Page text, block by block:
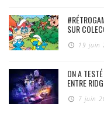
SUR
19 juin
ON A
ENTRE
7 juin